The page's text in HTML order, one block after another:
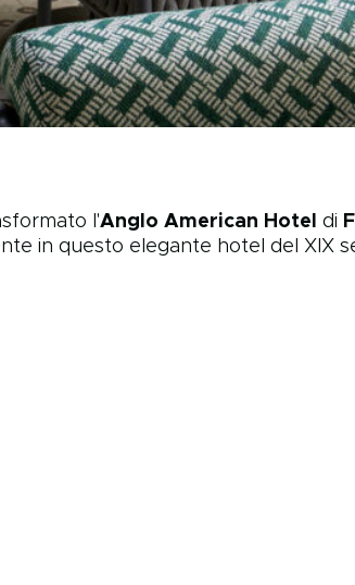
l'Anglo American Hotel di
in questo elegante hotel del XIX